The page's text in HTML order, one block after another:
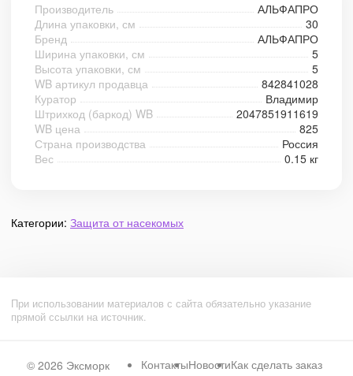
Производитель
АЛЬФАПРО
Длина упаковки, см
30
Бренд
АЛЬФАПРО
Ширина упаковки, см
5
Высота упаковки, см
5
WB артикул продавца
842841028
Куратор
Владимир
Штрихкод (баркод) WB
2047851911619
WB цена
825
Страна производства
Россия
Вес
0.15 кг
Категории: Защита от насекомых
При использовании материалов с сайта обязательно указание
прямой ссылки на источник.
© 2026 Эксморк КонтактыНовостиКак сделать заказ